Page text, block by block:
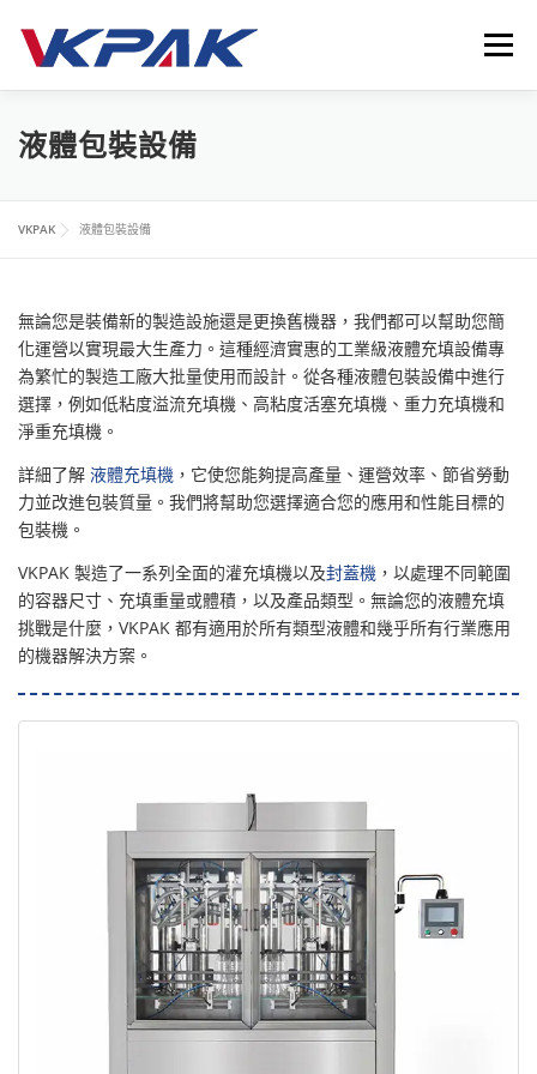
要
選單
首頁 液體包裝設備
聯繫我們 LANGUAGE
液體包裝設備
VKPAK 液體包裝設備
無論您是裝備新的製造設施還是更換舊機器，我們都可以幫助您簡
化運營以實現最大生產力。這種經濟實惠的工業級液體充填設備專
為繁忙的製造工廠大批量使用而設計。從各種液體包裝設備中進行
選擇，例如低粘度溢流充填機、高粘度活塞充填機、重力充填機和
淨重充填機。
詳細了解 液體充填機 ，它使您能夠提高產量、運營效率、節省勞動
力並改進包裝質量。我們將幫助您選擇適合您的應用和性能目標的
包裝機。
VKPAK 製造了一系列全面的灌充填機以及封蓋機 ，以處理不同範圍
的容器尺寸、充填重量或體積，以及產品類型。無論您的液體充填
挑戰是什麼，VKPAK 都有適用於所有類型液體和幾乎所有行業應用
的機器解決方案。